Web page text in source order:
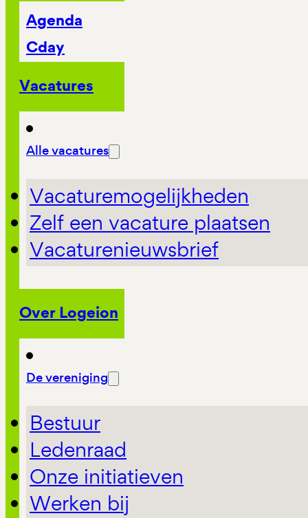
Agenda
Cday
Vacatures
Alle vacatures
Vacaturemogelijkheden
Zelf een vacature plaatsen
Vacaturenieuwsbrief
Over Logeion
De vereniging
Bestuur
Ledenraad
Onze initiatieven
Werken bij